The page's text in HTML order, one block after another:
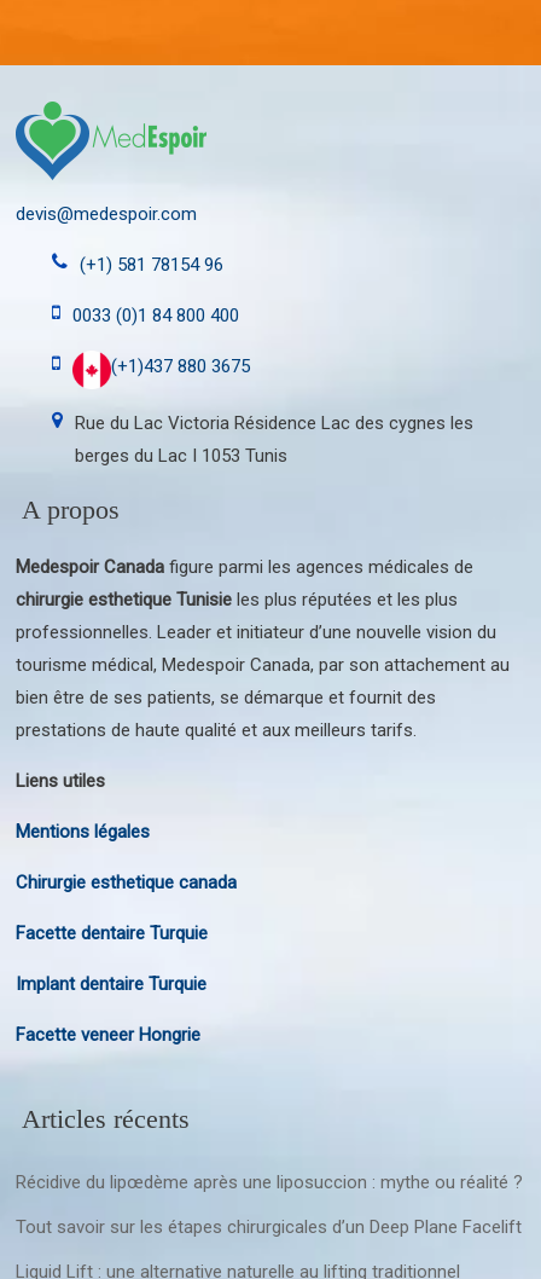
devis@medespoir.com
(+1) 581 78154 96
0033 (0)1 84 800 400
(+1)437 880 3675
Rue du Lac Victoria Résidence Lac des cygnes les
berges du Lac I 1053 Tunis
A propos
Medespoir Canada figure parmi les agences médicales de
chirurgie esthetique Tunisie les plus réputées et les plus
professionnelles. Leader et initiateur d’une nouvelle vision du
tourisme médical, Medespoir Canada, par son attachement au
bien être de ses patients, se démarque et fournit des
prestations de haute qualité et aux meilleurs tarifs.
Liens utiles
Mentions légales
Chirurgie esthetique canada
Facette dentaire Turquie
Implant dentaire Turquie
Facette veneer Hongrie
Articles récents
Récidive du lipœdème après une liposuccion : mythe ou réalité ?
Tout savoir sur les étapes chirurgicales d’un Deep Plane Facelift
Liquid Lift : une alternative naturelle au lifting traditionnel